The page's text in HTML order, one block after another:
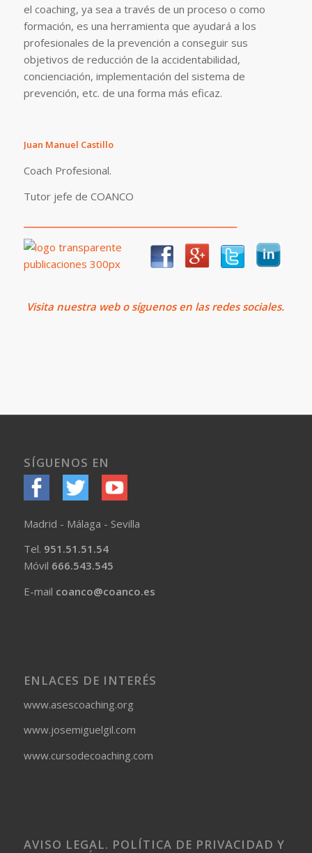
el coaching, ya sea a través de un proceso o como
formación, es una herramienta que ayudará a los
profesionales de la prevención a conseguir sus
objetivos de reducción de la accidentabilidad,
concienciación, implementación del sistema de
prevención, etc. de una forma más eficaz.
Juan Manuel Castillo
Coach Profesional.
Tutor jefe de COANCO
Visitanuestra web o síguenos en las redes sociales.
SÍGUENOS EN
Madrid - Málaga - Sevilla
Tel. 951.51.51.54
Móvil 666.543.545
E-mail coanco@coanco.es
ENLACES DE INTERÉS
www.asescoaching.org
www.josemiguelgil.com
www.cursodecoaching.com
AVISO LEGAL. POLÍTICA DE PRIVACIDAD Y